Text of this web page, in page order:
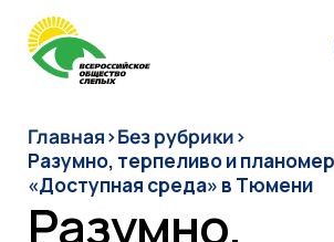
О ВОС
Новости
Главная›Без рубрики›
Разумно, терпеливо и
«Доступная среда» в Тюмени
Разумно,